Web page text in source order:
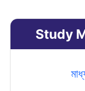
Study